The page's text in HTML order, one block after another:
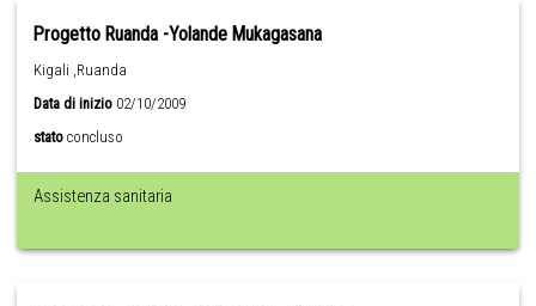
Progetto Ruanda -Yolande Mukagasana
Kigali ,Ruanda
Data di inizio 02/10/2009
stato concluso
Assistenza sanitaria